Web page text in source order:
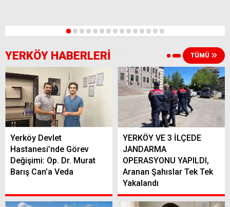
1 2 3 4 5 6 7 8 9 10 11 12 13 14 15
YERKÖY HABERLERİ TÜMÜ
Yerköy Devlet
Hastanesi’nde Görev
Değişimi: Op. Dr. Murat
Barış Can’a Veda
YERKÖY VE 3 İLÇEDE
JANDARMA
OPERASYONU YAPILDI,
Aranan Şahıslar Tek Tek
Yakalandı